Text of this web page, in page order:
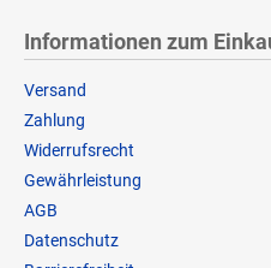
Informationen zum
Versand
Zahlung
Widerrufsrecht
Gewährleistung
AGB
Datenschutz